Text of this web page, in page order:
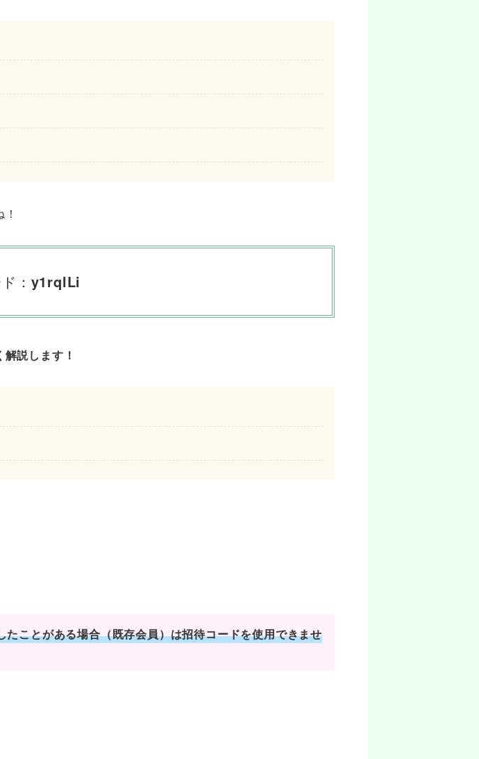
： y1rqlLi
説します！
ことがある場合（既存会員）は招待コードを使用できませ